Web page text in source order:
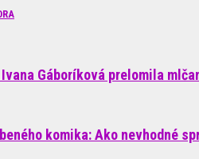
Gáboríková prelomila
komika: Ako nevhodné